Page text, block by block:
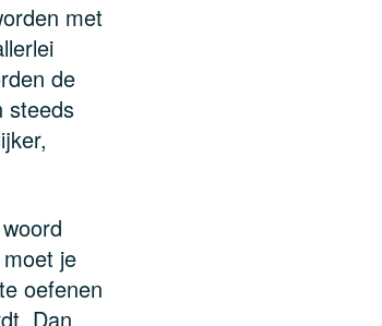
met
de
steeds
moet je
oefenen
Dan